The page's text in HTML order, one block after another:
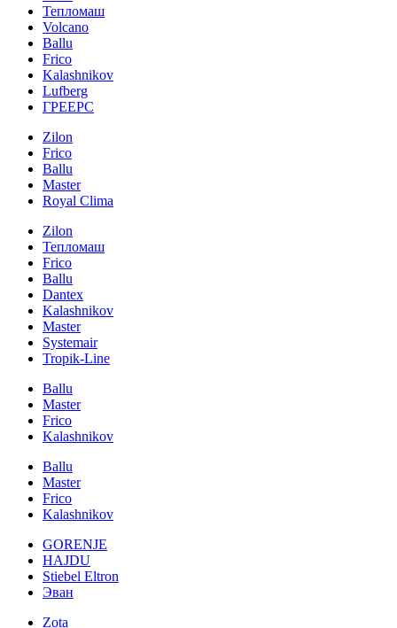
Тепломаш
Volcano
Ballu
Frico
Kalashnikov
Lufberg
ГРЕЕРС
Zilon
Frico
Ballu
Master
Royal Clima
Zilon
Тепломаш
Frico
Ballu
Dantex
Kalashnikov
Master
Systemair
Tropik-Line
Ballu
Master
Frico
Kalashnikov
Ballu
Master
Frico
Kalashnikov
GORENJE
HAJDU
Stiebel Eltron
Эван
Zota